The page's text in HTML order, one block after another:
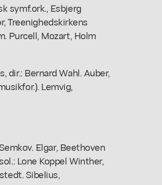
symf.ork., Esbjerg
Treenighedskirkens
Purcell, Mozart, Holm
dir.: Bernard Wahl. Auber,
Lemvig,
Elgar, Beethoven
Lone Koppel Winther,
Sibelius,